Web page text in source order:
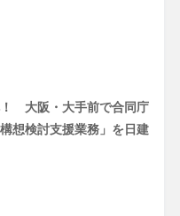
大阪・大手前で合同庁
想検討支援業務」を日建